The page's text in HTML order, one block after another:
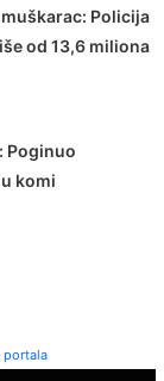
Policija
od 13,6 miliona
Poginuo
komi
portala